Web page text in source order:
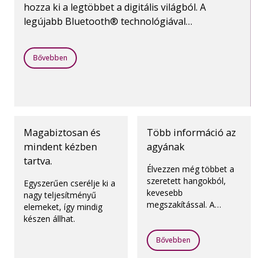
hozza ki a legtöbbet a digitális világból. A
legújabb Bluetooth® technológiával
megbeszéléseket, zenét és sok minden mást.
Bővebben
Magabiztosan és
mindent kézben
tartva.
Egyszerűen cserélje ki a
nagy teljesítményű
elemeket, így mindig
készen állhat.
Több információ az
agyának
Élvezzen még többet a
szeretett hangokból,
kevesebb
megszakítással. A
kihívások – például a
szélzaj és a kezeléssel
járó zajok, valamint a
Bővebben